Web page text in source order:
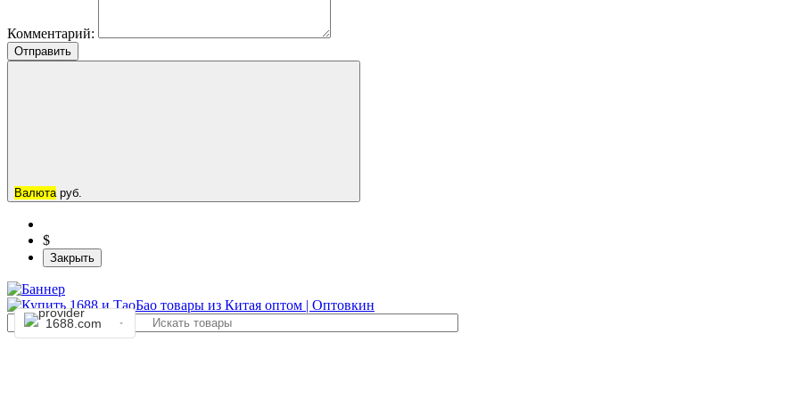
Комментарий:
Отправить
Валюта руб.
$
Закрыть
1688.com